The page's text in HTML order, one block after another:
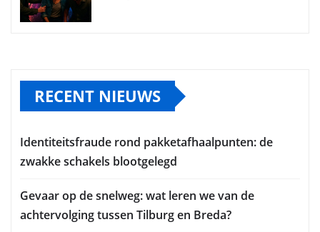
RECENT NIEUWS
Identiteitsfraude rond pakketafhaalpunten: de
zwakke schakels blootgelegd
Gevaar op de snelweg: wat leren we van de
achtervolging tussen Tilburg en Breda?